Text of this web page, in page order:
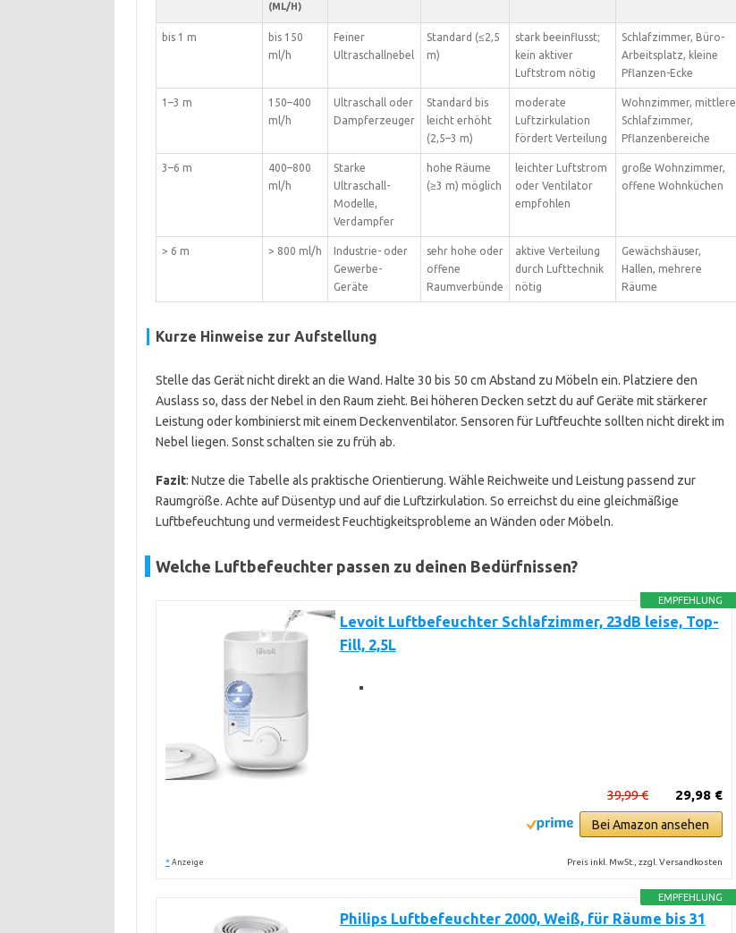
(ML/H)
bis 1 m
bis 150
ml/h
Feiner
Ultraschallnebel
Standard (≤2,5
m)
stark beeinflusst;
kein aktiver
Luftstrom nötig
Schlafzimmer, Büro-
Arbeitsplatz, kleine
Pflanzen-Ecke
1–3 m
150–400
ml/h
Ultraschall oder
Dampferzeuger
Standard bis
leicht erhöht
(2,5–3 m)
moderate
Luftzirkulation
fördert Verteilung
Wohnzimmer, mittlere
Schlafzimmer,
Pflanzenbereiche
3–6 m
400–800
ml/h
Starke
Ultraschall-
Modelle,
Verdampfer
hohe Räume
(≥3 m) möglich
leichter Luftstrom
oder Ventilator
empfohlen
große Wohnzimmer,
offene Wohnküchen
> 6 m > 800 ml/h
Industrie- oder
Gewerbe-
Geräte
sehr hohe oder
offene
Raumverbünde
aktive Verteilung
durch Lufttechnik
nötig
Gewächshäuser,
Hallen, mehrere
Räume
Kurze Hinweise zur Aufstellung
Stelle das Gerät nicht direkt an die Wand. Halte 30 bis 50 cm Abstand zu Möbeln ein. Platziere den
Auslass so, dass der Nebel in den Raum zieht. Bei höheren Decken setzt du auf Geräte mit stärkerer
Leistung oder kombinierst mit einem Deckenventilator. Sensoren für Luftfeuchte sollten nicht direkt im
Nebel liegen. Sonst schalten sie zu früh ab.
Fazit: Nutze die Tabelle als praktische Orientierung. Wähle Reichweite und Leistung passend zur
Raumgröße. Achte auf Düsentyp und auf die Luftzirkulation. So erreichst du eine gleichmäßige
Luftbefeuchtung und vermeidest Feuchtigkeitsprobleme an Wänden oder Möbeln.
Welche Luftbefeuchter passen zu deinen Bedürfnissen?
EMPFEHLUNG
Levoit Luftbefeuchter Schlafzimmer, 23dB leise, Top-
Fill, 2,5L
29,98 €
39,99 €
Bei Amazon ansehen
* Anzeige Preis inkl. MwSt., zzgl. Versandkosten
EMPFEHLUNG
Philips Luftbefeuchter 2000, Weiß, für Räume bis 31